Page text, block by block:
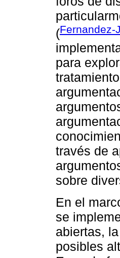
(Fernandez-
para
través de
sobre
En el
se
abiertas,
posibles